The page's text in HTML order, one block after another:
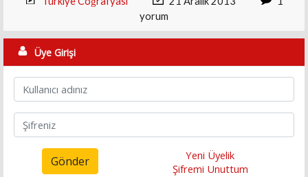
yorum
Üye Girişi
Gönder
Yeni Üyelik
Şifremi Unuttum